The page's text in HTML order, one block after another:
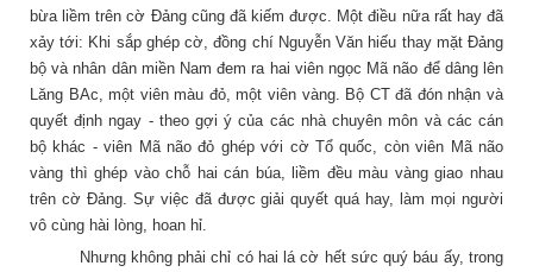
bừa liềm trên cờ Đảng cũng đã kiếm được. Một điều nữa rất hay đã
xảy tới: Khi sắp ghép cờ, đồng chí Nguyễn Văn hiếu thay mặt Đảng
bộ và nhân dân miền Nam đem ra hai viên ngọc Mã não để dâng lên
Lăng BAc, một viên màu đỏ, một viên vàng. Bộ CT đã đón nhận và
quyết định ngay - theo gợi ý của các nhà chuyên môn và các cán
bộ khác - viên Mã não đỏ ghép với cờ Tổ quốc, còn viên Mã não
vàng thì ghép vào chỗ hai cán búa, liềm đều màu vàng giao nhau
trên cờ Đảng. Sự việc đã được giải quyết quá hay, làm mọi người
vô cùng hài lòng, hoan hỉ.
Nhưng không phải chỉ có hai lá cờ hết sức quý báu ấy, trong